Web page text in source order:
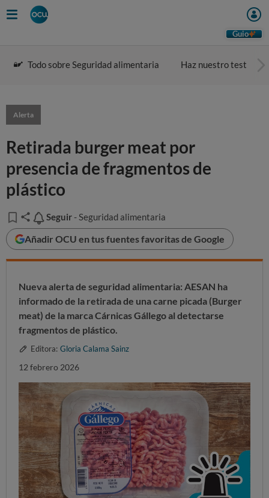
Guio
Todo sobre Seguridad alimentaria Haz nuestro test
Alerta
Retirada burger meat por
presencia de fragmentos de
plástico
Seguir
Seguir - Seguridad alimentaria
Añadir OCU en tus fuentes favoritas de Google
Nueva alerta de seguridad alimentaria: AESAN ha
informado de la retirada de una carne picada (Burger
meat) de la marca Cárnicas Gállego al detectarse
fragmentos de plástico.
Editora: Gloria Calama Sainz
12 febrero 2026